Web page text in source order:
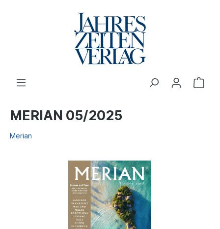
MERIAN 05/2025
Merian